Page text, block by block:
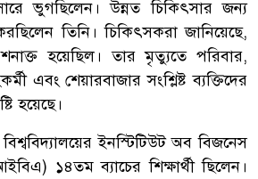
ভুগছিলেন। উন্নত চিকিৎসার জন্য
তিনি। চিকিৎসকরা জানিয়েছে,
হয়েছিল। তার মৃত্যুতে পরিবার,
এবং শেয়ারবাজার সংশ্লিষ্ট ব্যক্তিদের
হয়েছে।
ইনস্টিটিউট অব বিজনেস
১৪তম ব্যাচের শিক্ষার্থী ছিলেন।